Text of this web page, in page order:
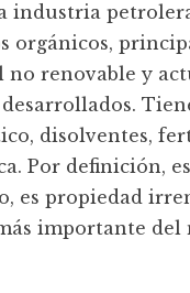
industria
orgánicos,
renovable y
disolventes,
Por definición,
es propiedad
importante del